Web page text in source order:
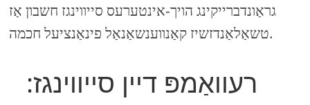
גראַונדברייקינג הויך-אינטערעס סייווינגז חשבון אַז
טשאַלאַנדזשיז קאַנווענשאַנאַל פינאַנציעל חכמה.
רעוואַמפּ דיין סייווינגז: